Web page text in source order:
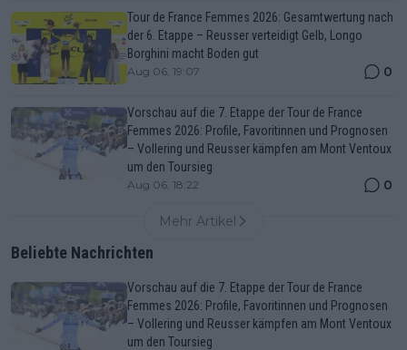
Tour de France Femmes 2026: Gesamtwertung nach
der 6. Etappe – Reusser verteidigt Gelb, Longo
Borghini macht Boden gut
Aug 06, 19:07 0
Vorschau auf die 7. Etappe der Tour de France
Femmes 2026: Profile, Favoritinnen und Prognosen
– Vollering und Reusser kämpfen am Mont Ventoux
um den Toursieg
Aug 06, 18:22 0
Mehr Artikel
Beliebte Nachrichten
Vorschau auf die 7. Etappe der Tour de France
Femmes 2026: Profile, Favoritinnen und Prognosen
– Vollering und Reusser kämpfen am Mont Ventoux
um den Toursieg